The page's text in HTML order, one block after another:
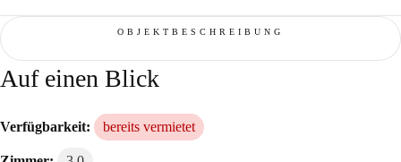
OBJEKTBESCHREIBUNG
Auf einen Blick
Verfügbarkeit: bereits vermietet